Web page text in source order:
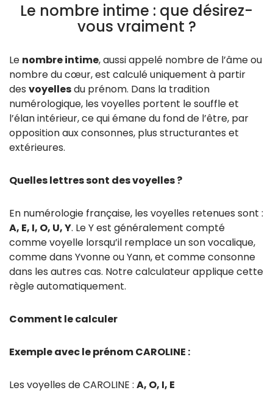
Le nombre intime : que désirez-
vous vraiment ?
Le nombre intime, aussi appelé nombre de l’âme ou
nombre du cœur, est calculé uniquement à partir
des voyellesdu prénom. Dans la tradition
numérologique, les voyelles portent le souffle et
l’élan intérieur, ce qui émane du fond de l’être, par
opposition aux consonnes, plus structurantes et
extérieures.
Quelles lettres sont des voyelles ?
En numérologie française, les voyelles retenues sont :
A, E, I, O, U, Y. Le Y est généralement compté
comme voyelle lorsqu’il remplace un son vocalique,
comme dans Yvonne ou Yann, et comme consonne
dans les autres cas. Notre calculateur applique cette
règle automatiquement.
Comment le calculer
Exemple avec le prénom CAROLINE :
Les voyelles de CAROLINE : A, O, I, E